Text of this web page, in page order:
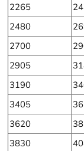
2265
2480
2700
2905
3190
3405
3620
3830